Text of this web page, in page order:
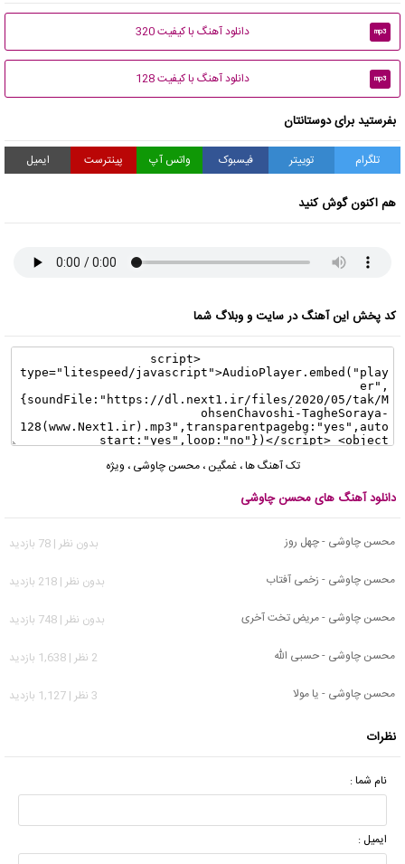
mp3 دانلود آهنگ با کیفیت 320
mp3 دانلود آهنگ با کیفیت 128
بفرستید برای دوستانتان
تلگرام توییتر فیسبوک واتس آپ پینترست ایمیل
هم اکنون گوش کنید
کد پخش این آهنگ در سایت و وبلاگ شما
تک آهنگ ها،غمگین ،محسن چاوشی ، ویژه
دانلود آهنگ های محسن چاوشی
محسن چاوشی - چهل روز
بدون نظر | 78 بازدید
محسن چاوشی - زخمی آفتاب
بدون نظر | 218 بازدید
محسن چاوشی - مریض تخت آخری
بدون نظر | 748 بازدید
محسن چاوشی - حسبی الله
2 نظر | 1,638 بازدید
محسن چاوشی - یا مولا
3 نظر | 1,127 بازدید
نظرات
نام شما :
ایمیل :